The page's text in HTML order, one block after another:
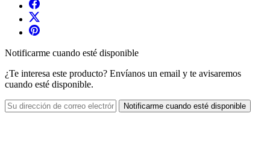
Notificarme cuando esté disponible
¿Te interesa este producto? Envíanos un email y te avisaremos
cuando esté disponible.
Notificarme cuando esté disponible